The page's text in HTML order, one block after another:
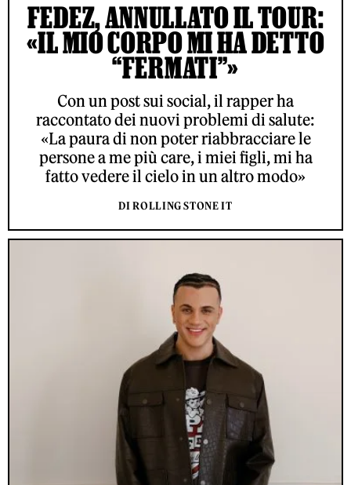
FEDEZ, ANNULLATO IL TOUR:
«IL MIO CORPO MI HA DETTO
“FERMATI”»
Con un post sui social, il rapper ha
raccontato dei nuovi problemi di salute:
«La paura di non poter riabbracciare le
persone a me più care, i miei figli, mi ha
fatto vedere il cielo in un altro modo»
DI ROLLING STONE IT